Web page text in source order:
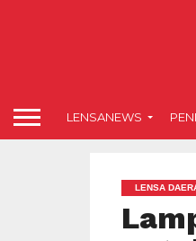
LENSANEWS
LENSA